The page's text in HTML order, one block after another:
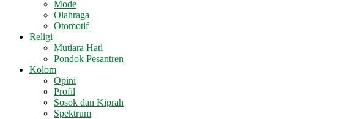
Mode
Olahraga
Otomotif
Religi
Mutiara Hati
Pondok Pesantren
Kolom
Opini
Profil
Sosok dan Kiprah
Spektrum